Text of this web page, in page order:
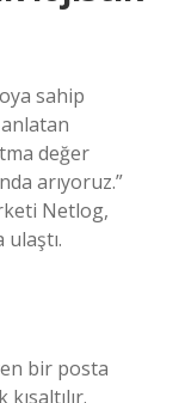
sahip
değer
arıyoruz.”
Netlog,
bir posta